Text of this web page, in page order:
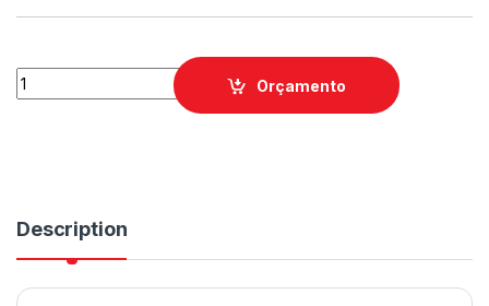
Orçamento
Description